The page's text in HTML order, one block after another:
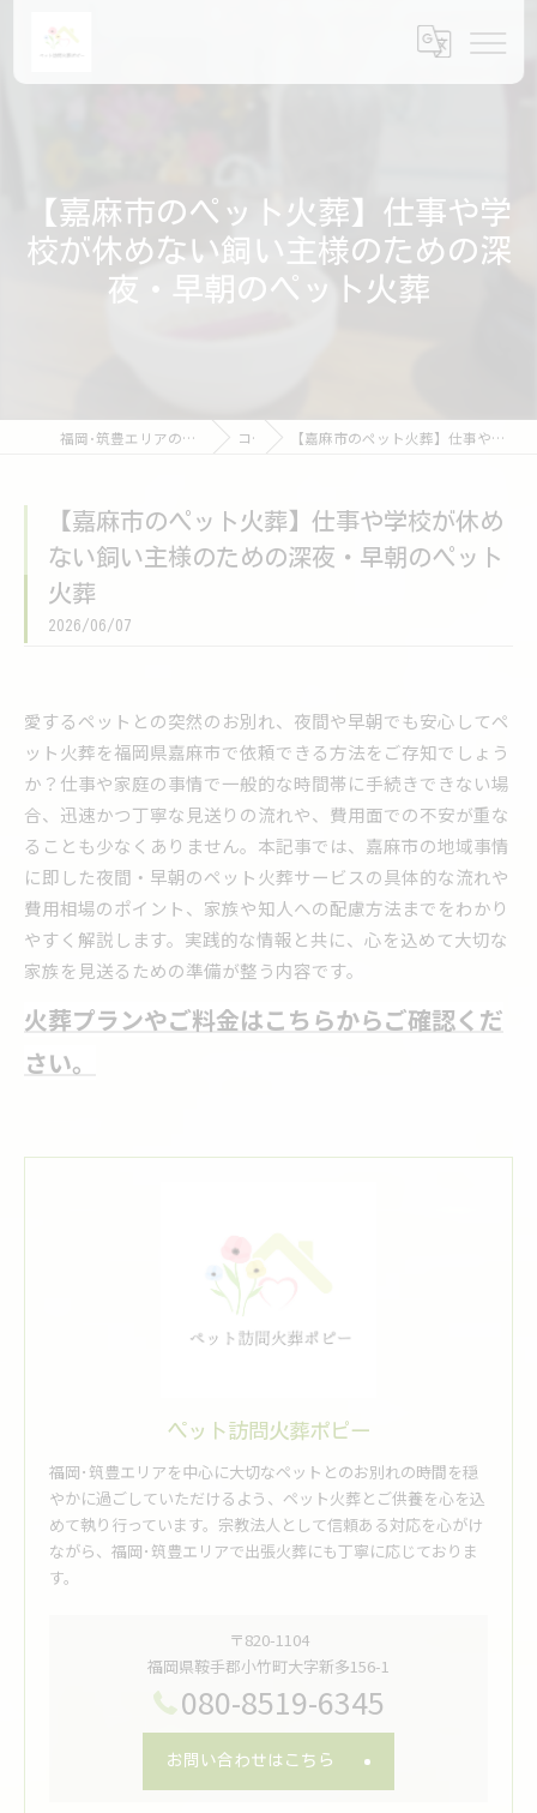
【嘉麻市のペット火葬】仕事や学
校が休めない飼い主様のための深
夜・早朝のペット火葬
福岡･筑豊エリアのペット火葬ならペット訪問火葬ポピー コラム 【嘉麻市のペット火葬】仕事や学校が休めない飼い主様のための深夜・早朝のペット火葬
【嘉麻市のペット火葬】仕事や学校が休め
ない飼い主様のための深夜・早朝のペット
火葬
2026/06/07
愛するペットとの突然のお別れ、夜間や早朝でも安心してペ
ット火葬を福岡県嘉麻市で依頼できる方法をご存知でしょう
か？仕事や家庭の事情で一般的な時間帯に手続きできない場
合、迅速かつ丁寧な見送りの流れや、費用面での不安が重な
ることも少なくありません。本記事では、嘉麻市の地域事情
に即した夜間・早朝のペット火葬サービスの具体的な流れや
費用相場のポイント、家族や知人への配慮方法までをわかり
やすく解説します。実践的な情報と共に、心を込めて大切な
家族を見送るための準備が整う内容です。
火葬プランやご料金はこちらからご確認くだ
さい。
ペット訪問火葬ポピー
福岡･筑豊エリアを中心に大切なペットとのお別れの時間を穏
やかに過ごしていただけるよう、ペット火葬とご供養を心を込
めて執り行っています。宗教法人として信頼ある対応を心がけ
ながら、福岡･筑豊エリアで出張火葬にも丁寧に応じておりま
す。
〒820-1104
福岡県鞍手郡小竹町大字新多156-1
080-8519-6345
お問い合わせはこちら